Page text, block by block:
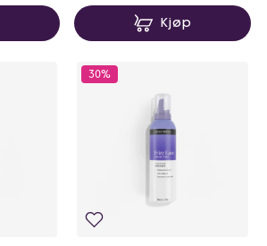
Kjøp
30%